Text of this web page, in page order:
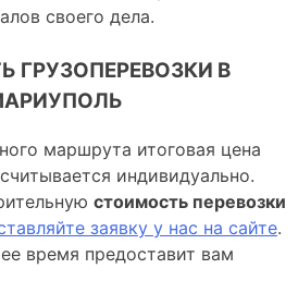
своего дела.
ГРУЗОПЕРЕВОЗКИ В
маршрута итоговая цена
индивидуально.
стоимость перевозки
заявку у нас на сайте.
время предоставит вам